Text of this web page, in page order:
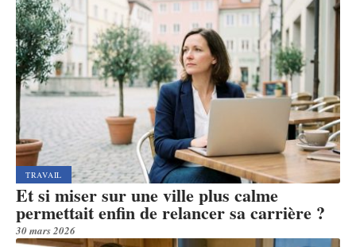
TRAVAIL
Et si miser sur une ville plus calme
permettait enfin de relancer sa carrière ?
30 mars 2026